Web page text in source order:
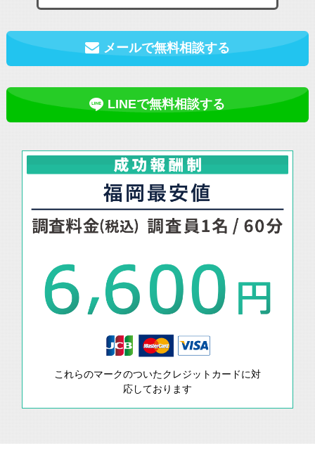
メールで無料相談する
LINEで無料相談する
これらのマークのついたクレジットカードに対
応しております